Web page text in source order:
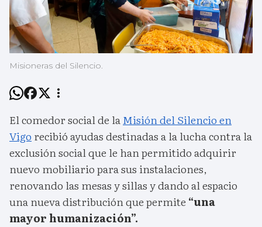
Misioneras del Silencio.
El comedor social de laMisión del Silencio en
Vigo recibió ayudas destinadas a la lucha contra la
exclusión social que le han permitido adquirir
nuevo mobiliario para sus instalaciones,
renovando las mesas y sillas y dando al espacio
una nueva distribución que permite “una
mayor humanización”.